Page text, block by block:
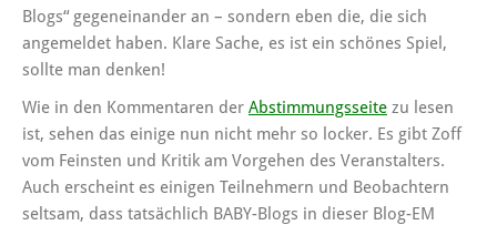
Blogs“ gegeneinander an – sondern eben die, die sich
angemeldet haben. Klare Sache, es ist ein schönes Spiel,
sollte man denken!
Wie in den Kommentaren der Abstimmungsseite zu lesen
ist, sehen das einige nun nicht mehr so locker. Es gibt Zoff
vom Feinsten und Kritik am Vorgehen des Veranstalters.
Auch erscheint es einigen Teilnehmern und Beobachtern
seltsam, dass tatsächlich BABY-Blogs in dieser Blog-EM